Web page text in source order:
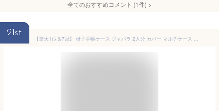
全てのおすすめコメント (1件) >
21st
【楽天1位＆7冠】 母子手帳ケース ジャバラ 2人分 カバー マルチケース スリム a5 a6 エコー写真 おしゃれ 可愛い 大容量 軽い コンパクト 診察券 双子 北欧 nown ノーン nmp